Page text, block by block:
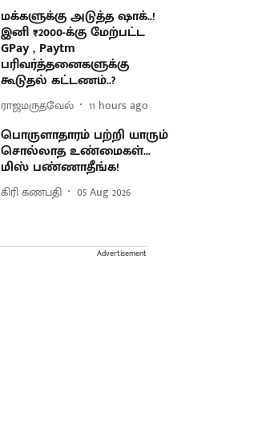
மக்களுக்கு அடுத்த ஷாக்..!
இனி ₹2000-க்கு மேற்பட்ட
GPay , Paytm
பரிவர்த்தனைகளுக்கு
கூடுதல் கட்டணம்..?
ராஜமருதவேல் 11 hours ago
பொருளாதாரம் பற்றி யாரும்
சொல்லாத உண்மைகள்...
மிஸ் பண்ணாதீங்க!
கிரி கணபதி 05 Aug 2026
Advertisement